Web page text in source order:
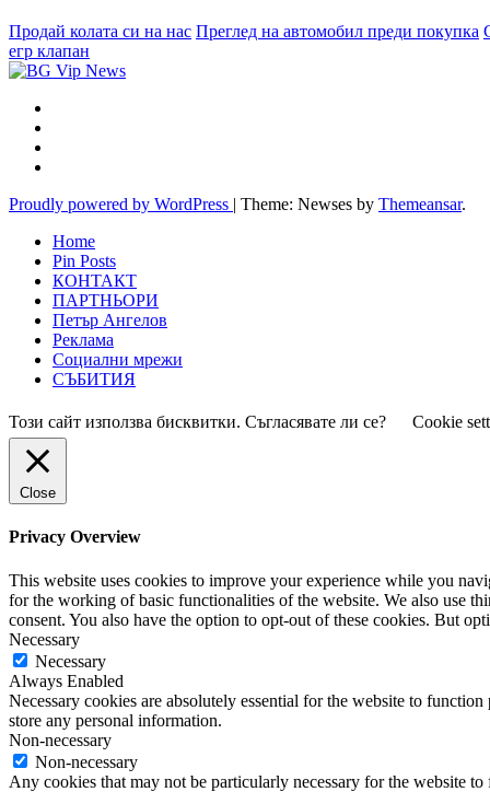
Продай колата си на нас Преглед на автомобил преди покупка
егр клапан
Proudly powered by WordPress | Theme: Newses by Themeansar.
Home
Pin Posts
КОНТАКТ
ПАРТНЬОРИ
Петър Ангелов
Реклама
Социални мрежи
СЪБИТИЯ
Този сайт използва бисквитки. Съгласявате ли се? Cookie
Close
Privacy Overview
This website uses cookies to improve your experience while you
for the working of basic functionalities of the website. We also use
consent. You also have the option to opt-out of these cookies. But
Necessary
Necessary
Always Enabled
Necessary cookies are absolutely essential for the website to
store any personal information.
Non-necessary
Non-necessary
Any cookies that may not be particularly necessary for the website